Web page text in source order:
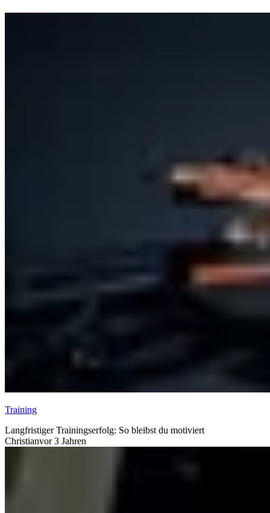
Training
Langfristiger Trainingserfolg: So bleibst du motiviert
Christianvor 3 Jahren